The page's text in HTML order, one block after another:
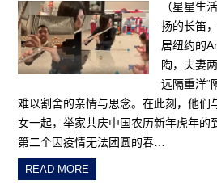
（星星生
扬的长笛
居纽约的
陶，夫妻
远隔重洋“
难以割舍的亲情与思念。在此刻，他们
女一起，举家共庆中国农历新年虎年的
第二个因疫情无法团圆的春…
READ MORE